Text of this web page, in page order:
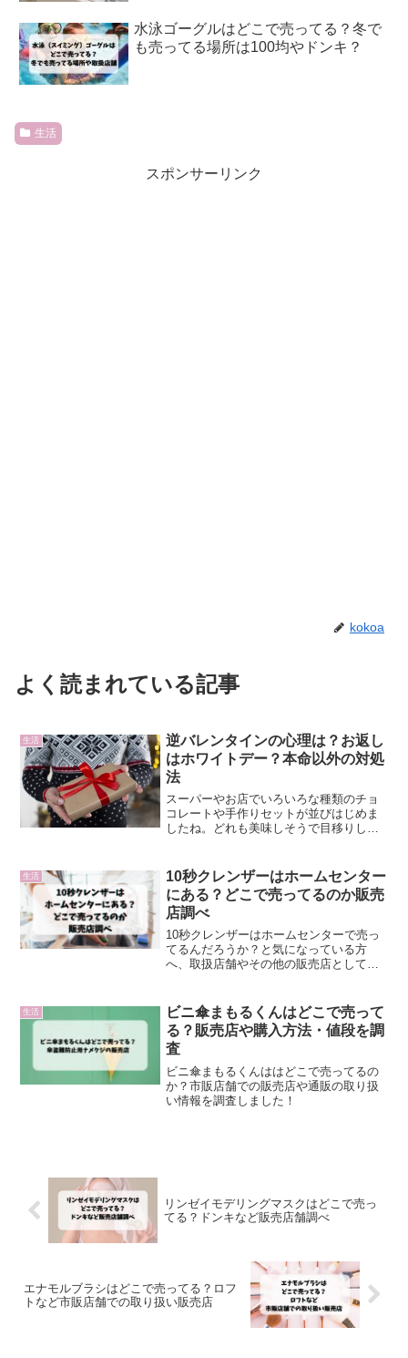
水泳ゴーグルはどこで売ってる？冬で
も売ってる場所は100均やドンキ？
生活
スポンサーリンク
kokoa
よく読まれている記事
生活
逆バレンタインの心理は？お返し
はホワイトデー？本命以外の対処
法
スーパーやお店でいろいろな種類のチョ
コレートや手作りセットが並びはじめま
したね。どれも美味しそうで目移りしち
たり、何を作ろうか迷っている方もいる
んじゃないでしょうか。...
生活
10秒クレンザーはホームセンター
にある？どこで売ってるのか販売
店調べ
10秒クレンザーはホームセンターで売っ
てるんだろうか？と気になっている方
へ、取扱店舗やその他の販売店としてロ
生活
ビニ傘まもるくんはどこで売って
る？販売店や購入方法・値段を調
査
ビニ傘まもるくんははどこで売ってるの
か？市販店舗での販売店や通販の取り扱
い情報を調査しました！
リンゼイモデリングマスクはどこで売っ
てる？ドンキなど販売店舗調べ
エナモルブラシはどこで売ってる？ロフ
トなど市販店舗での取り扱い販売店